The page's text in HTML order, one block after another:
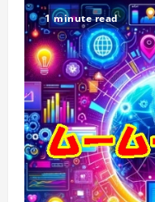
1 minute read